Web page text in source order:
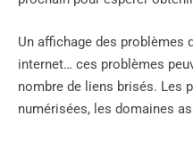
Un affichage des problèmes
internet… ces problèmes
nombre de liens brisés. Les
numérisées, les domaines